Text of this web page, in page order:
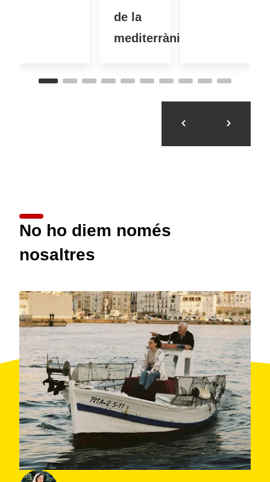
de la
mediterrània
No ho diem només
nosaltres